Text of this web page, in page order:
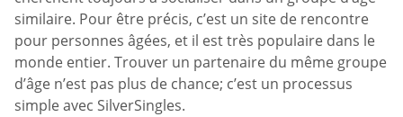
similaire. Pour être précis, c’est un site de rencontre
pour personnes âgées, et il est très populaire dans le
monde entier. Trouver un partenaire du même groupe
d’âge n’est pas plus de chance; c’est un processus
simple avec SilverSingles.